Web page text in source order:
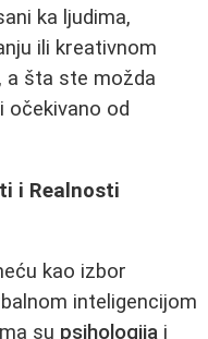
ka ljudima,
ili kreativnom
a šta ste možda
očekivano od
i Realnosti
kao izbor
inteligencijom
su psihologija i